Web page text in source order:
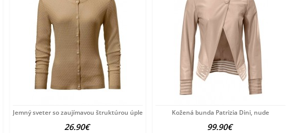
Jemný sveter so zaujímavou štruktúrou úpletu
26.90€
Kožená bunda Patrizia Dini, nude
99.90€